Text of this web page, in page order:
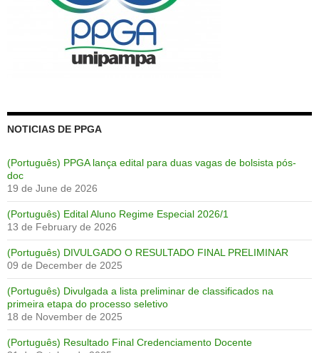
NOTICIAS DE PPGA
(Português) PPGA lança edital para duas vagas de bolsista pós-
doc
19 de June de 2026
(Português) Edital Aluno Regime Especial 2026/1
13 de February de 2026
(Português) DIVULGADO O RESULTADO FINAL PRELIMINAR
09 de December de 2025
(Português) Divulgada a lista preliminar de classificados na
primeira etapa do processo seletivo
18 de November de 2025
(Português) Resultado Final Credenciamento Docente